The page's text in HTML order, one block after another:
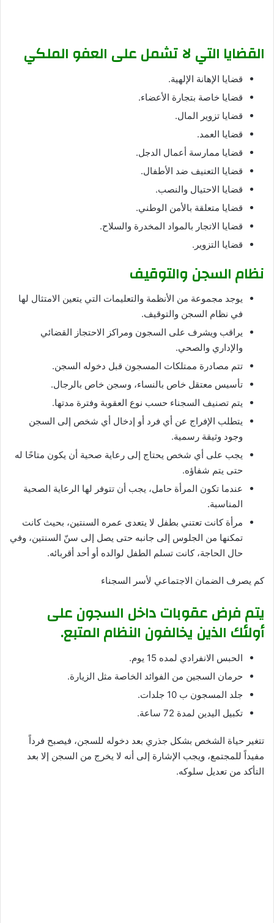
القضايا التي لا تشمل على العفو الملكي
قضايا الإهانة الإلهية.
قضايا خاصة بتجارة الأعضاء.
قضايا تزوير المال.
قضايا العمد.
قضايا ممارسة أعمال الدجل.
قضايا التعنيف ضد الأطفال.
قضايا الاحتيال والنصب.
قضايا متعلقة بالأمن الوطني.
قضايا الاتجار بالمواد المخدرة والسلاح.
قضايا التزوير.
نظام السجن والتوقيف
يوجد مجموعة من الأنظمة والتعليمات التي يتعين الامتثال لها
في نظام السجن والتوقيف.
يراقب ويشرف على السجون ومراكز الاحتجاز القضائي
والإداري والصحي.
تتم مصادرة ممتلكات المسجون قبل دخوله السجن.
تأسيس معتقل خاص بالنساء، وسجن خاص بالرجال.
يتم تصنيف السجناء حسب نوع العقوبة وفترة مدتها.
يتطلب الإفراج عن أي فرد أو إدخال أي شخص إلى السجن
وجود وثيقة رسمية.
يجب على أي شخص يحتاج إلى رعاية صحية أن يكون متاحًا له
حتى يتم شفاؤه.
عندما تكون المرأة حامل، يجب أن تتوفر لها الرعاية الصحية
المناسبة.
مرأة كانت تعتني بطفل لا يتعدى عمره السنتين، بحيث كانت
تمكنها من الجلوس إلى جانبه حتى يصل إلى سنّ السنتين، وفي
حال الحاجة، كانت تسلم الطفل لوالده أو أحد أقربائه.
كم يصرف الضمان الاجتماعي لأسر السجناء
يتم فرض عقوبات داخل السجون على
أولئك الذين يخالفون النظام المتبع.
الحبس الانفرادي لمده 15 يوم.
حرمان السجين من الفوائد الخاصة مثل الزيارة.
جلد المسجون ب 10 جلدات.
تكبيل اليدين لمدة 72 ساعة.
تتغير حياة الشخص بشكل جذري بعد دخوله للسجن، فيصبح فرداً
مفيداً للمجتمع، ويجب الإشارة إلى أنه لا يخرج من السجن إلا بعد
التأكد من تعديل سلوكه.